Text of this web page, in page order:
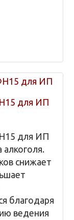
для ИП
для ИП
снижает
благодаря
ведения